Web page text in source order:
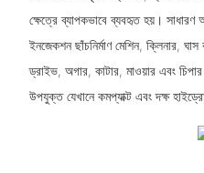
ক্ষেত্রে ব্যাপকভাবে ব্যবহৃত হয়। সাধারণ
ইনজেকশন ছাঁচনির্মাণ মেশিন, ক্লিনার,
ড্রাইভ, অগার, কাটার, মাওয়ার এবং
উপযুক্ত যেখানে কমপ্যাক্ট এবং দক্ষ